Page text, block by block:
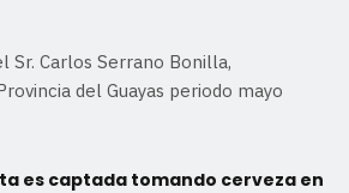
Sr. Carlos Serrano Bonilla,
del Guayas periodo mayo
es captada tomando cerveza en